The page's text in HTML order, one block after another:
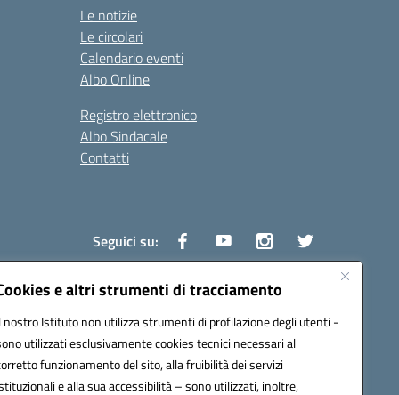
e altri strumenti di tracciamento
nostro Istituto non utilizza strumenti di profilazione degli utenti -
utilizzati esclusivamente cookies tecnici necessari al
funzionamento del sito, alla fruibilità dei servizi
e alla sua accessibilità – sono utilizzati, inoltre,
Le notizie
Le circolari
Calendario eventi
Albo Online
Registro elettronico
Albo Sindacale
Contatti
Seguici su: